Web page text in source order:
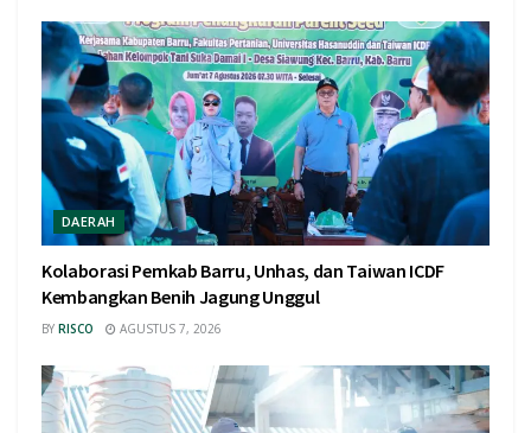
DAERAH
Kolaborasi Pemkab Barru, Unhas, dan Taiwan ICDF
Kembangkan Benih Jagung Unggul
BY RISCO AGUSTUS 7, 2026